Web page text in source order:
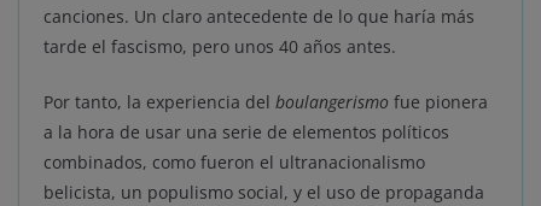
canciones. Un claro antecedente de lo que haría más
tarde el fascismo, pero unos 40 años antes.
Por tanto, la experiencia del boulangerismo fue pionera
a la hora de usar una serie de elementos políticos
combinados, como fueron el ultranacionalismo
belicista, un populismo social, y el uso de propaganda